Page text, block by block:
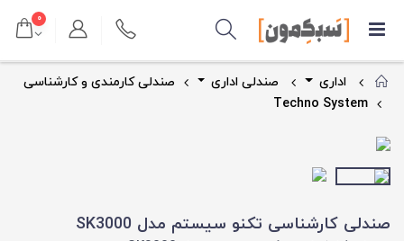
۰
اداری صندلی اداری
صندلی کارمندی و کارشناسی
Techno System
صندلی کارشناسی تکنو سیستم مدل SK3000